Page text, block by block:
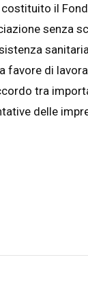
il
senza
favore di
tra
delle